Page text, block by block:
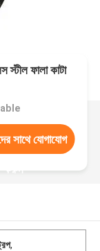
ফালা কাটা
সাথে যোগাযোগ
করুন
,